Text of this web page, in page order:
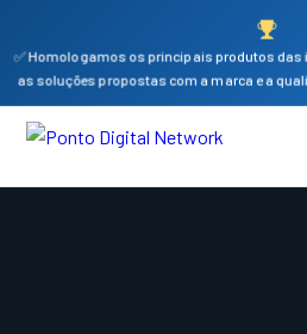
✅ Homologamos os principais produtos
as soluções propostas com a marca e a